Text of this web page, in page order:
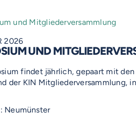
2026
UND
findet jährlich, gepaart mit
der KIN Mitgliederversammlung,
Neumünster